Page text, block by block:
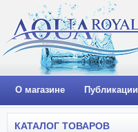
О магазине Публикации
КАТАЛОГ ТОВАРОВ